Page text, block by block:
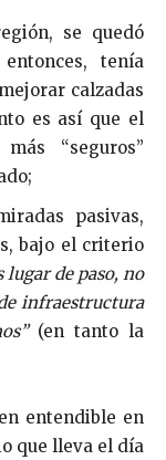
se quedó
tenía
calzadas
es así que el
“seguros”
pasivas,
bajo el criterio
de paso, no
infraestructura
(en tanto la
entendible en
que lleva el día